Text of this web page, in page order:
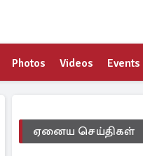
Photos Videos Events
ஏனைய செய்திகள்